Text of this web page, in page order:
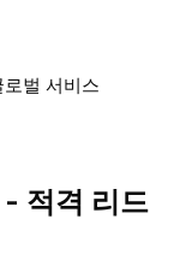
로벌 서비스
- 적격 리드